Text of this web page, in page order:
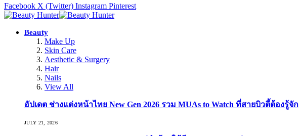
Facebook X (Twitter) Instagram Pinterest
Beauty
Make Up
Skin Care
Aesthetic & Surgery
Hair
Nails
View All
อัปเดต ช่างแต่งหน้าไทย New Gen 2026 รวม MUAs to Watch ที่สายบิวตี้ต้องรู้จัก
JULY 21, 2026